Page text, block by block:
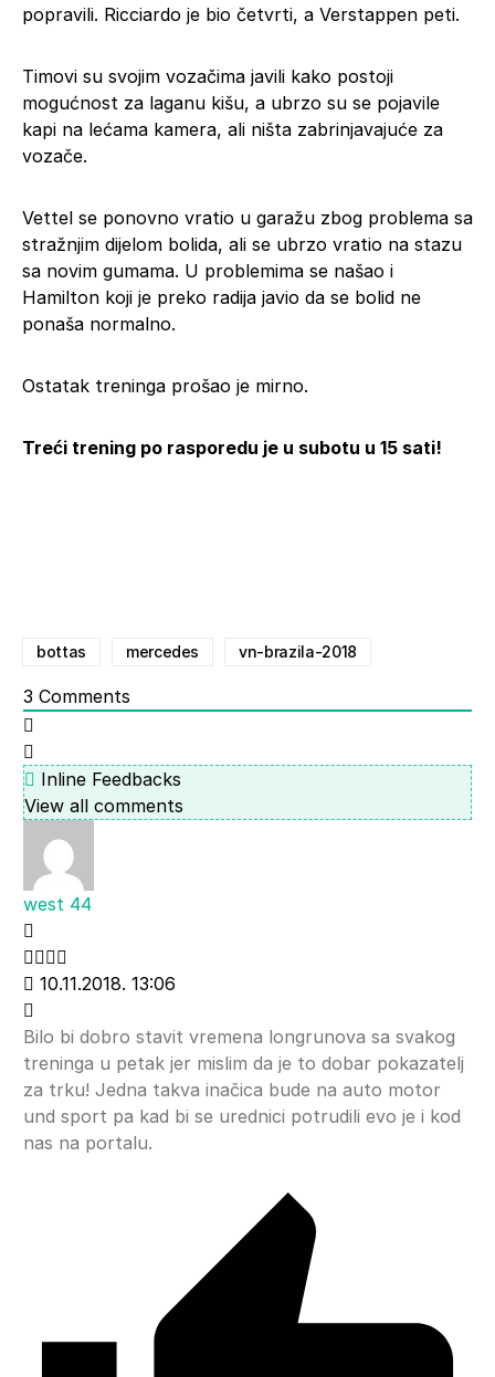
popravili. Ricciardo je bio četvrti, a Verstappen peti.
Timovi su svojim vozačima javili kako postoji
mogućnost za laganu kišu, a ubrzo su se pojavile
kapi na lećama kamera, ali ništa zabrinjavajuće za
vozače.
Vettel se ponovno vratio u garažu zbog problema sa
stražnjim dijelom bolida, ali se ubrzo vratio na stazu
sa novim gumama. U problemima se našao i
Hamilton koji je preko radija javio da se bolid ne
ponaša normalno.
Ostatak treninga prošao je mirno.
Treći trening po rasporedu je u subotu u 15 sati!
bottas mercedes vn-brazila-2018
3 Comments
Inline Feedbacks
View all comments
west 44
10.11.2018. 13:06
Bilo bi dobro stavit vremena longrunova sa svakog
treninga u petak jer mislim da je to dobar pokazatelj
za trku! Jedna takva inačica bude na auto motor
und sport pa kad bi se urednici potrudili evo je i kod
nas na portalu.